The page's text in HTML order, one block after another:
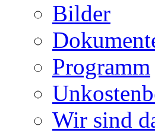
Bilder
Programm
Wir sind